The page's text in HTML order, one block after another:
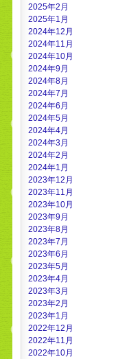
2025年2月
2025年1月
2024年12月
2024年11月
2024年10月
2024年9月
2024年8月
2024年7月
2024年6月
2024年5月
2024年4月
2024年3月
2024年2月
2024年1月
2023年12月
2023年11月
2023年10月
2023年9月
2023年8月
2023年7月
2023年6月
2023年5月
2023年4月
2023年3月
2023年2月
2023年1月
2022年12月
2022年11月
2022年10月